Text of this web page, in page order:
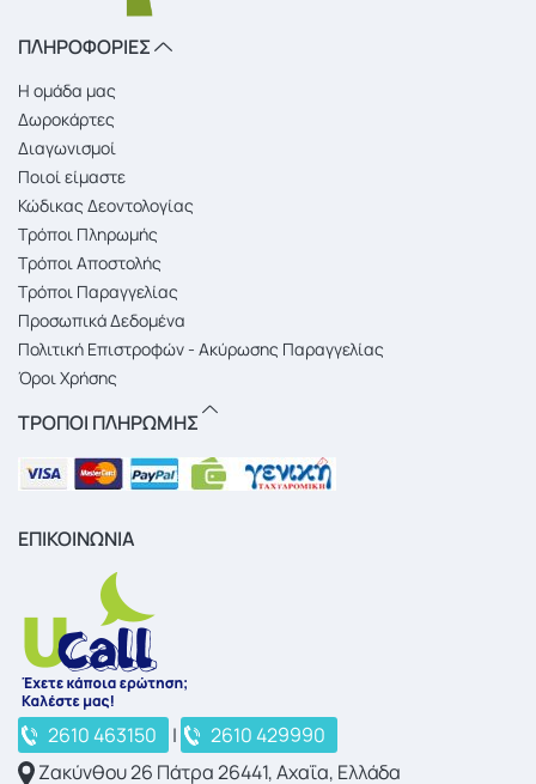
ΠΛΗΡΟΦΟΡΙΕΣ
Η ομάδα μας
Δωροκάρτες
Διαγωνισμοί
Ποιοί είμαστε
Κώδικας Δεοντολογίας
Τρόποι Πληρωμής
Τρόποι Αποστολής
Τρόποι Παραγγελίας
Προσωπικά Δεδομένα
Πολιτική Επιστροφών - Ακύρωσης Παραγγελίας
Όροι Χρήσης
ΤΡΟΠΟΙ ΠΛΗΡΩΜΗΣ
ΕΠΙΚΟΙΝΩΝΙΑ
2610 463150 |
2610 429990
Ζακύνθου 26 Πάτρα 26441, Αχαΐα, Ελλάδα